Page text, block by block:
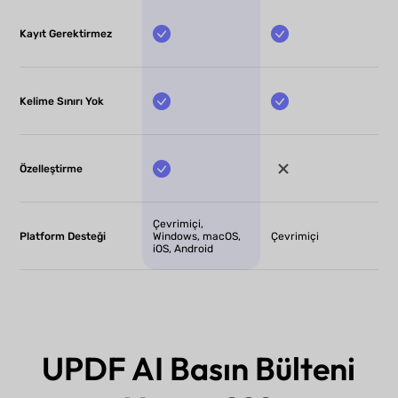
Kayıt Gerektirmez
Kelime Sınırı Yok
Özelleştirme
Platform Desteği
Çevrimiçi,
Windows, macOS,
iOS, Android
Çevrimiçi
UPDF AI Basın Bülteni